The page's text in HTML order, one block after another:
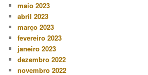
maio 2023
abril 2023
março 2023
fevereiro 2023
janeiro 2023
dezembro 2022
novembro 2022